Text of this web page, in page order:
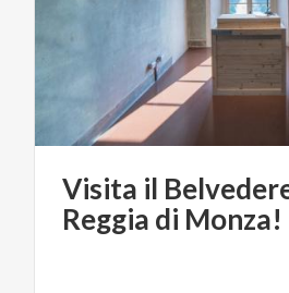
Visita il
Reggia di Monza!